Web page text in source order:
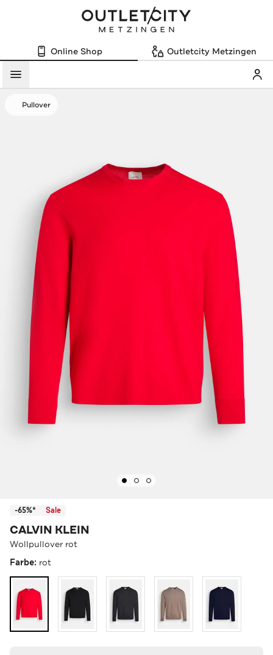
Online Shop Outletcity Metzingen
Menü
Pullover
-65%* Sale
CALVIN KLEIN
Wollpullover rot
Farbe: rot